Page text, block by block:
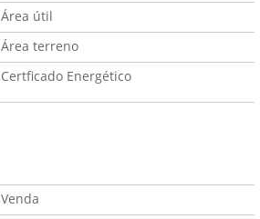
Área útil
Área terreno
Certficado Energético
Venda